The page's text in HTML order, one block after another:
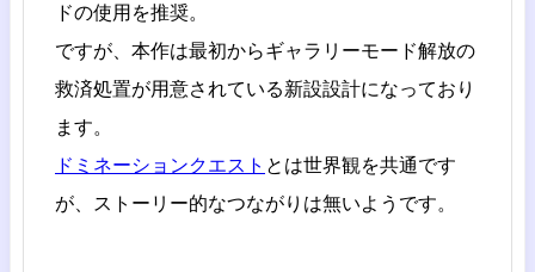
ドの使用を推奨。
ですが、本作は最初からギャラリーモード解放の
救済処置が用意されている新設設計になっており
ます。
ドミネーションクエスト とは世界観を共通です
が、ストーリー的なつながりは無いようです。